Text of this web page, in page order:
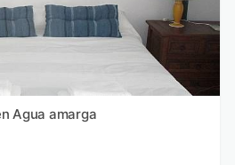
Agua amarga